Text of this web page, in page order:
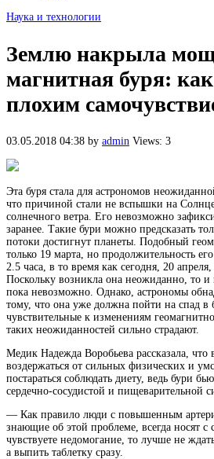
Наука и технологии
Землю накрыла
магнитная буря:
плохим
03.05.2018 04:38 by admin Views: 3
Эта буря стала для астрономов
что причиной стали не вспышки на
солнечного ветра. Его невозможно
заранее. Такие бури можно предсказать
потоки достигнут планеты. Подобный
только 19 марта, но продолжительность
2.5 часа, в то время как сегодня, 20
Поскольку возникла она неожиданно, то и
пока невозможно. Однако, астрономы
тому, что она уже должна пойти на спад
чувствительные к изменениям
таких неожиданностей сильно страдают.
Медик Надежда Воробьева рассказала, что
воздержаться от сильных физических и
постараться соблюдать диету, ведь бури
сердечно-сосудистой и пищеварительной
— Как правило люди с повышенным
знающие об этой проблеме, всегда носят с
чувствуете недомогание, то лучше не
а выпить таблетку сразу.